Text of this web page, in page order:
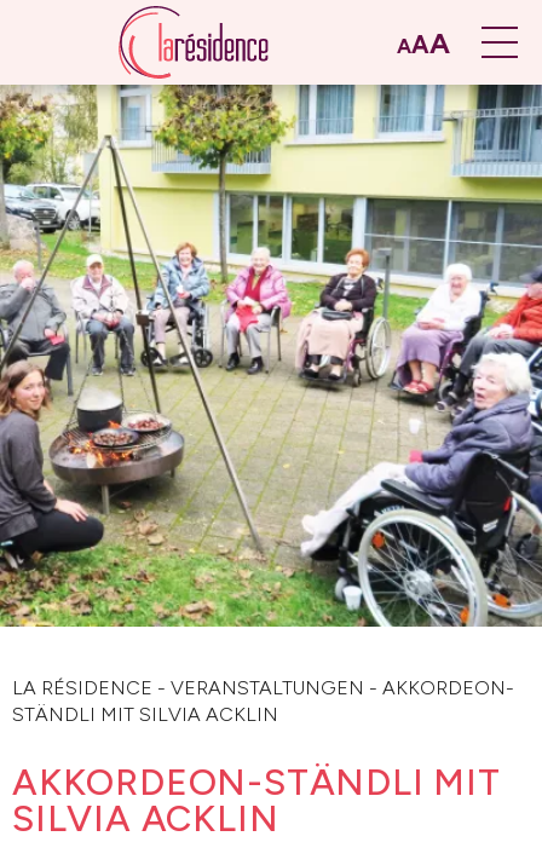
AAA
LA RÉSIDENCE - VERANSTALTUNGEN - AKKORDEON-
STÄNDLI MIT SILVIA ACKLIN
AKKORDEON-STÄNDLI MIT
SILVIA ACKLIN